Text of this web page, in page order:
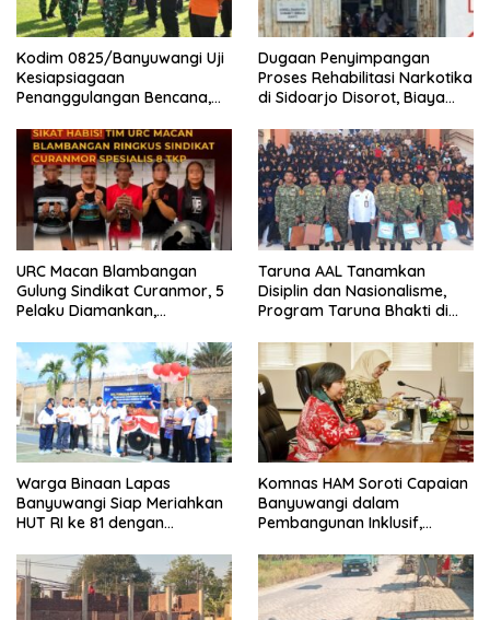
Kodim 0825/Banyuwangi Uji
Kesiapsiagaan
Penanggulangan Bencana,
Dugaan Penyimpangan
Proses Rehabilitasi Narkotika
di Sidoarjo Disorot, Biaya
Rekening Pribadi
URC Macan Blambangan
Gulung Sindikat Curanmor, 5
Pelaku Diamankan,
Banyuwangi
Taruna AAL Tanamkan
Disiplin dan Nasionalisme,
Program Taruna Bhakti di
Warga Binaan Lapas
Banyuwangi Siap Meriahkan
HUT RI ke 81 dengan
Komnas HAM Soroti Capaian
Banyuwangi dalam
Pembangunan Inklusif,
Nasional